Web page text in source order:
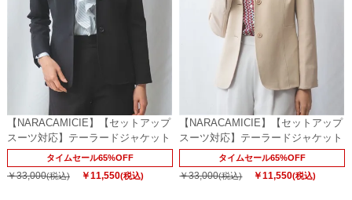
【NARACAMICIE】【セットアップ
スーツ対応】テーラードジャケット
タイムセール65%OFF
￥33,000(税込) ￥11,550(税込)
【NARACAMICIE】【セットアップ
スーツ対応】テーラードジャケット
タイムセール65%OFF
￥33,000(税込) ￥11,550(税込)